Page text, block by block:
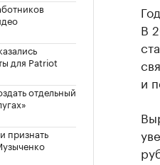
для Patriot
отдельный
признать
В
и